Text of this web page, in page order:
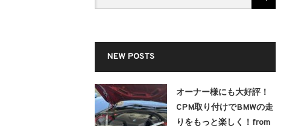
NEW POSTS
オーナー様にも大好評！
CPM取り付けでBMWの走
りをもっと楽しく！from